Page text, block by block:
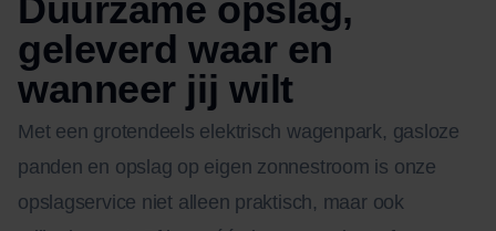
Duurzame opslag,
geleverd waar en
wanneer jij wilt
Met een grotendeels elektrisch wagenpark, gasloze
panden en opslag op eigen zonnestroom is onze
opslagservice niet alleen praktisch, maar ook